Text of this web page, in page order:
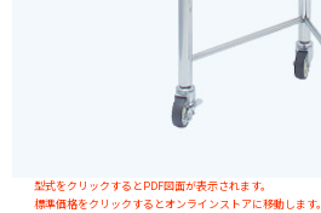
型式をクリックするとPDF図面が表示されます。
標準価格をクリックするとオンラインストアに移動します。